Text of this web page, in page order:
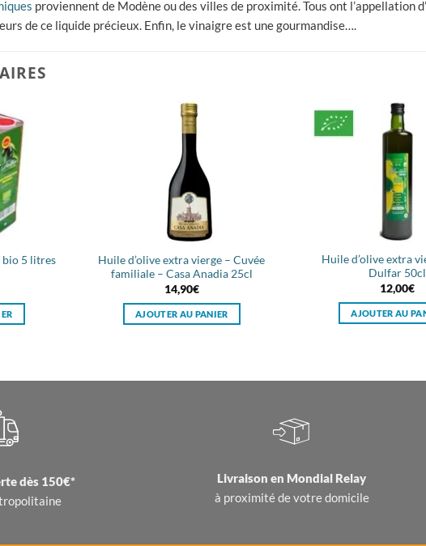
proviennent de Modène ou des villes de proximité. Tous ont l’appellation
de ce liquide précieux. Enfin, le vinaigre est une gourmandise….
bio 5 litres
Huile d’olive extra vierge – Cuvée
familiale – Casa Anadia 25cl
14,90€
AJOUTER AU PANIER
Huile d’olive extra
Dulfar 50cl
12,00€
AJOUTER AU
dès 150€*
Livraison en Mondial Relay
à proximité de votre domicile